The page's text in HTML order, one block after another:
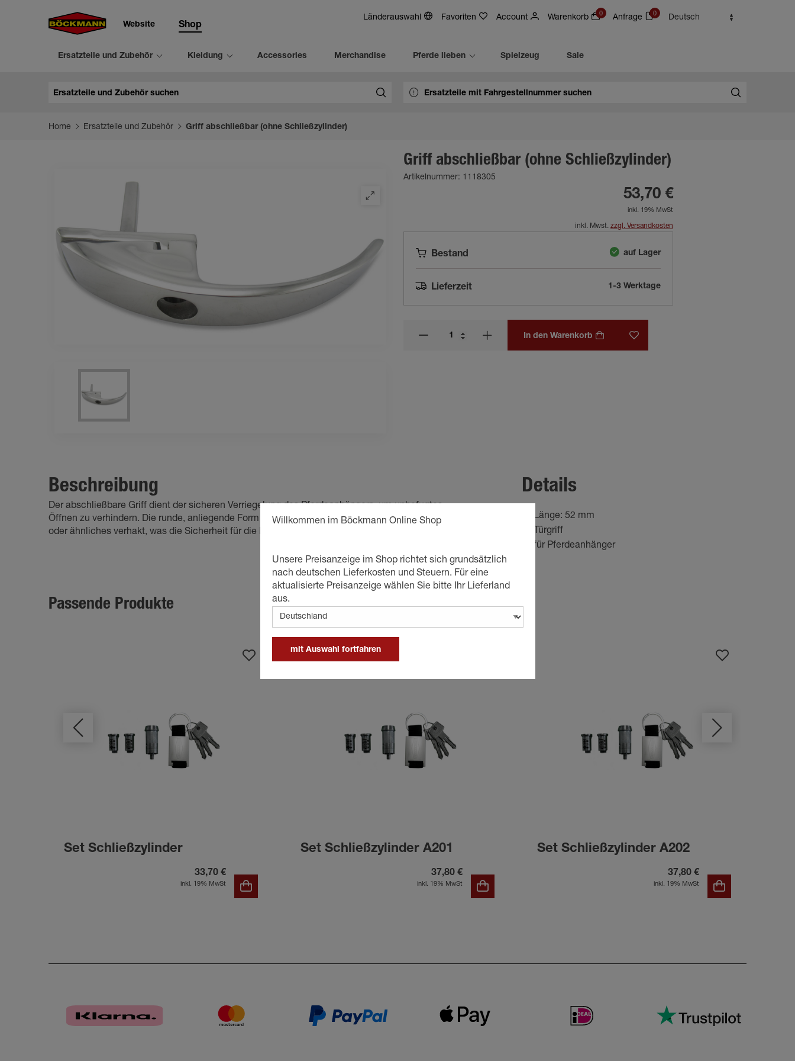
Website Shop
Länderauswahl Favoriten Account Warenkorb 0 Anfrage 0 Deutsch
Ersatzteile und Zubehör Kleidung Accessories Merchandise Pferde lieben Spielzeug Sale
Home Ersatzteile und Zubehör Griff abschließbar (ohne Schließzylinder)
Griff abschließbar (ohne Schließzylinder)
Artikelnummer: 1118305
53,70 €
inkl. 19% MwSt
inkl. Mwst. zzgl. Versandkosten
Bestand auf Lager
Lieferzeit 1-3 Werktage
In den Warenkorb
Beschreibung
Der abschließbare Griff dient der sicheren Verriegelung des Pferdeanhängers, um unbefugtes
Öffnen zu verhindern. Die runde, anliegende Form minimiert das Risiko, dass sich der Führstrick
oder ähnliches verhakt, was die Sicherheit für die Pferde erhöht.
Details
Länge: 52 mm
Türgriff
für Pferdeanhänger
Passende Produkte
Set Schließzylinder
33,70 €
inkl. 19% MwSt
Set Schließzylinder A201
37,80 €
inkl. 19% MwSt
Set Schließzylinder A202
37,80 €
inkl. 19% MwSt
Willkommen im Böckmann Online Shop
Unsere Preisanzeige im Shop richtet sich grundsätzlich
nach deutschen Lieferkosten und Steuern. Für eine
aktualisierte Preisanzeige wählen Sie bitte Ihr Lieferland
aus.
mit Auswahl fortfahren